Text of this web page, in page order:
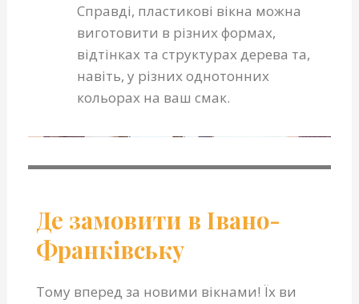
Справді, пластикові вікна можна
виготовити в різних формах,
відтінках та структурах дерева та,
навіть, у різних однотонних
кольорах на ваш смак.
Де замовити в Івано-
Франківську
Тому вперед за новими вікнами! Їх ви